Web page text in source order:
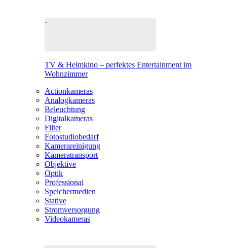
TV & Heimkino – perfektes Entertainment im
Wohnzimmer
Actionkameras
Analogkameras
Beleuchtung
Digitalkameras
Filter
Fotostudiobedarf
Kamerareinigung
Kameratransport
Objektive
Optik
Professional
Speichermedien
Stative
Stromversorgung
Videokameras